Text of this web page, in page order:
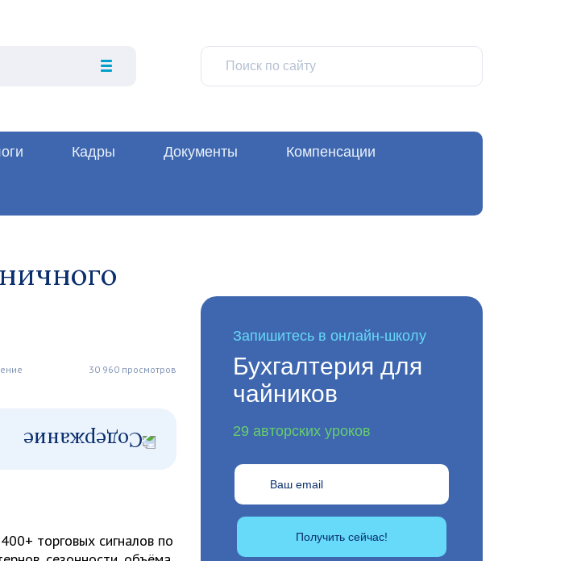
Кадры Документы Компенсации
30 960 просмотров
торговых сигналов по
Запишитесь в онлайн-школу
Бухгалтерия для
чайников
29 авторских уроков
Получить сейчас!